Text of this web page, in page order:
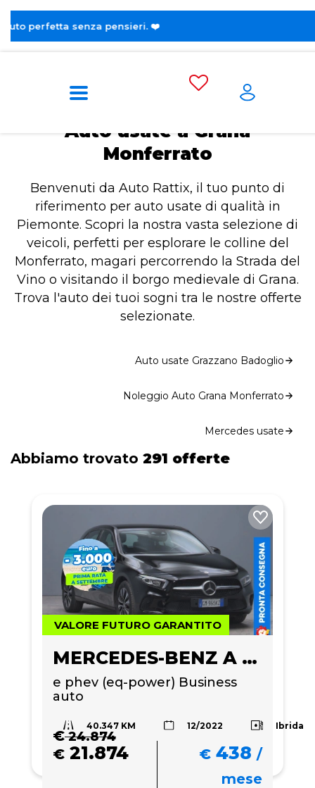
Home Auto usate a Grana Monferrato
Auto usate a Grana
Monferrato
Benvenuti da Auto Rattix, il tuo punto di
riferimento per auto usate di qualità in
Piemonte. Scopri la nostra vasta selezione di
veicoli, perfetti per esplorare le colline del
Monferrato, magari percorrendo la Strada del
Vino o visitando il borgo medievale di Grana.
Trova l'auto dei tuoi sogni tra le nostre offerte
selezionate.
Auto usate Grazzano Badoglio
Noleggio Auto Grana Monferrato
Mercedes usate
Abbiamo trovato 291 offerte
VALORE FUTURO GARANTITO
MERCEDES-BENZ A 250
e phev (eq-power) Business
auto
40.347 KM 12/2022 Ibrida
€24.874
€ 21.874 € 438 /
mese